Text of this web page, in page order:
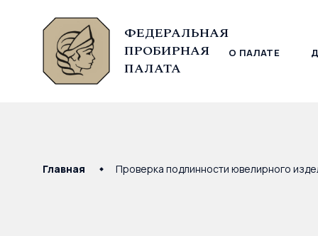
ФЕДЕРАЛЬНАЯ
ПРОБИРНАЯ
ПАЛАТА
О ПАЛАТЕ
© Федеральная пробирная палата, 2026
Главная Проверка подлинности ювелирного